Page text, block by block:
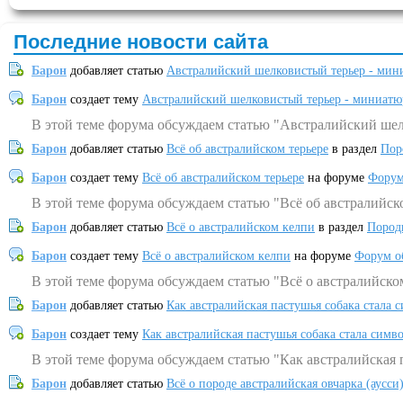
Последние новости сайта
Барон добавляет статью Австралийский шелковистый терьер -
Барон создает тему Австралийский шелковистый терьер -
В этой теме форума обсуждаем статью "Австралийский
Барон добавляет статью Всё об австралийском терьере в раздел
Барон создает тему Всё об австралийском терьере на форуме
В этой теме форума обсуждаем статью "Всё об
Барон добавляет статью Всё о австралийском келпи в раздел
Барон создает тему Всё о австралийском келпи на форуме Форум
В этой теме форума обсуждаем статью "Всё о
Барон добавляет статью Как австралийская пастушья собака
Барон создает тему Как австралийская пастушья собака стала
В этой теме форума обсуждаем статью "Как
Барон добавляет статью Всё о породе австралийская овчарка (аусси)